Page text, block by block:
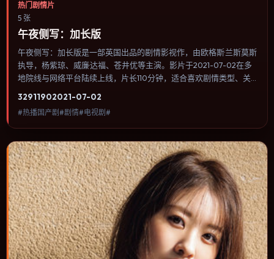
热门剧情片
5 张
午夜侧写：加长版
午夜侧写：加长版是一部英国出品的剧情影视作，由欧格斯·兰斯莫斯
执导，杨紫琼、威廉·达福、苍井优等主演。影片于2021-07-02在多
地院线与网络平台陆续上线，片长110分钟，适合喜欢剧情类型、关
进，节奏与视听语言统一，可作为休闲观影或类型片补片的选择。
32911902021-07-02
#热播国产剧#剧情#电视剧#